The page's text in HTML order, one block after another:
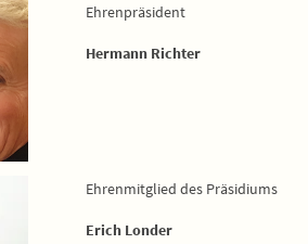
Ehrenpräsident
Hermann Richter
Ehrenmitglied des Präsidiums
Erich Londer